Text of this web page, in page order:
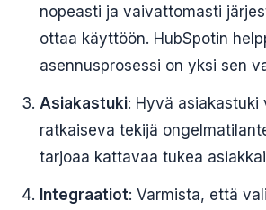
nopeasti ja vaivattomasti
ottaa käyttöön. HubSpotin
asennusprosessi on yksi sen
Asiakastuki: Hyvä asiakastuki
ratkaiseva tekijä
tarjoaa kattavaa tukea
Integraatiot: Varmista, että